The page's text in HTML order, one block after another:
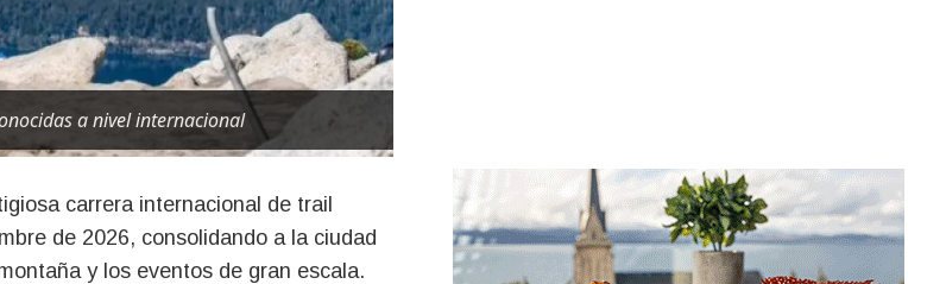
a nivel internacional
de 2026, consolidando a la ciudad
y los eventos de gran escala.